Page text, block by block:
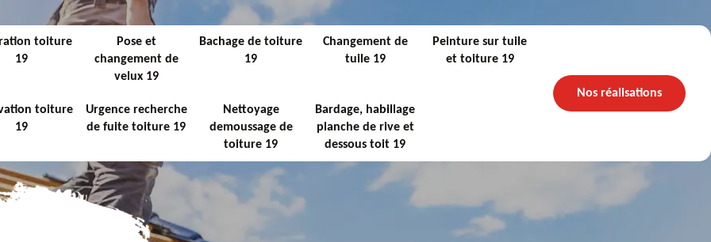
toiture
19
Pose et
changement de
velux 19
Bachage de toiture
19
Changement de
tuile 19
Peinture sur tuile
et toiture 19
toiture
19
Urgence recherche
de fuite toiture 19
Nettoyage
demoussage de
toiture 19
Bardage, habillage
planche de rive et
dessous toit 19
Nos réalisations